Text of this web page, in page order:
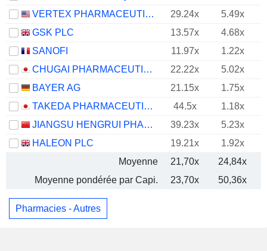
VERTEX PHARMACEUTICALS INCORPORATED
29.24x
5.49x
GSK PLC
13.57x
4.68x
SANOFI
11.97x
1.22x
CHUGAI PHARMACEUTICAL CO., LTD.
22.22x
5.02x
BAYER AG
21.15x
1.75x
TAKEDA PHARMACEUTICAL COMPANY LIMITED
44.5x 1.18x
JIANGSU HENGRUI PHARMACEUTICALS CO.,LTD
39.23x
5.23x
HALEON PLC
19.21x
1.92x
Moyenne
21,70x
24,84x
Moyenne pondérée par Capi.
23,70x 50,36x
Pharmacies - Autres